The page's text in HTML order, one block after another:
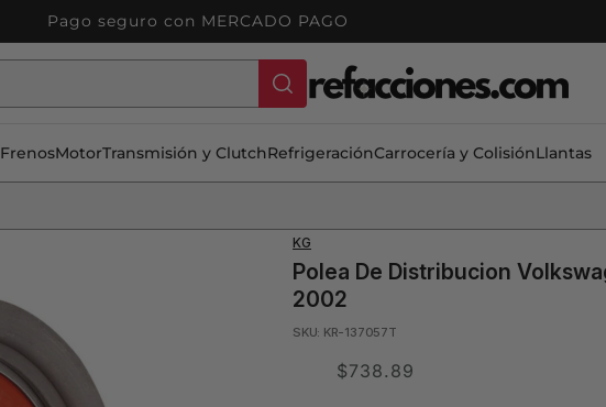
Pago seguro con MERCADO PAGO
FrenosMotorTransmisión y ClutchRefrigeraciónCarrocería y ColisiónLlantas
KG
Polea De Distribucion
2002
SKU: KR-137057T
Translation
$738.89